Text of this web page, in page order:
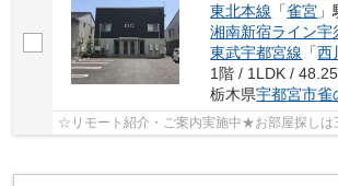
東北本線 「雀宮
湘南新宿ライン宇
東武宇都宮線 「西
1階 / 1LDK /
栃木県宇都宮市雀
☆リモート紹介・ご案内実施中★お部屋探しは